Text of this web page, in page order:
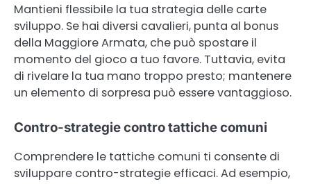
Mantieni flessibile la tua strategia delle carte
sviluppo. Se hai diversi cavalieri, punta al bonus
della Maggiore Armata, che può spostare il
momento del gioco a tuo favore. Tuttavia, evita
di rivelare la tua mano troppo presto; mantenere
un elemento di sorpresa può essere vantaggioso.
Contro-strategie contro tattiche comuni
Comprendere le tattiche comuni ti consente di
sviluppare contro-strategie efficaci. Ad esempio,